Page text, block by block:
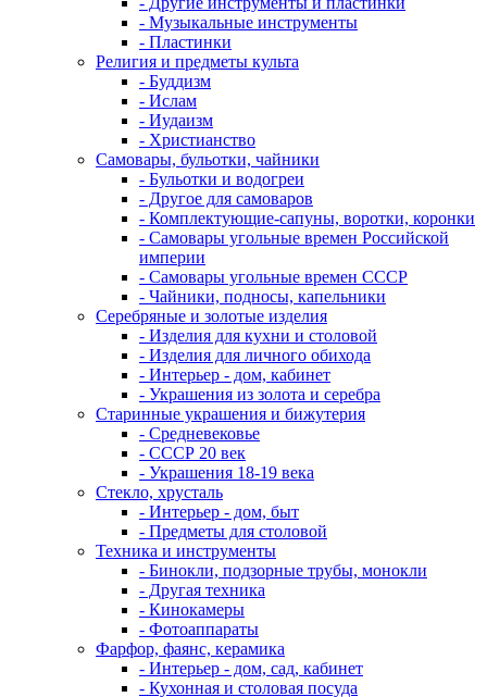
- Музыкальные инструменты
- Пластинки
Религия и предметы культа
- Буддизм
- Ислам
- Иудаизм
- Христианство
Самовары, бульотки, чайники
- Бульотки и водогреи
- Другое для самоваров
- Комплектующие-сапуны, воротки, коронки
- Самовары угольные времен Российской
империи
- Самовары угольные времен СССР
- Чайники, подносы, капельники
Серебряные и золотые изделия
- Изделия для кухни и столовой
- Изделия для личного обихода
- Интерьер - дом, кабинет
- Украшения из золота и серебра
Старинные украшения и бижутерия
- Средневековье
- СССР 20 век
- Украшения 18-19 века
Стекло, хрусталь
- Интерьер - дом, быт
- Предметы для столовой
Техника и инструменты
- Бинокли, подзорные трубы, монокли
- Другая техника
- Кинокамеры
- Фотоаппараты
Фарфор, фаянс, керамика
- Интерьер - дом, сад, кабинет
- Кухонная и столовая посуда